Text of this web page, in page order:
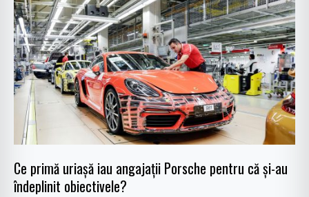
Ce primă uriașă iau angajații Porsche pentru că și-au
îndeplinit obiectivele?
primă
uriașă
iau
angajații
Porsche
pentru
și-
au
îndeplinit
obiectivele?